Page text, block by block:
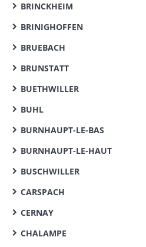
BRINCKHEIM
BRINIGHOFFEN
BRUEBACH
BRUNSTATT
BUETHWILLER
BUHL
BURNHAUPT-LE-BAS
BURNHAUPT-LE-HAUT
BUSCHWILLER
CARSPACH
CERNAY
CHALAMPE